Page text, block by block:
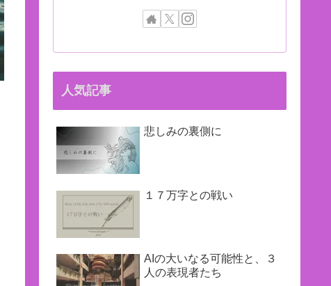
人気記事
悲しみの裏側に
１７万字との戦い
AIの大いなる可能性と、３
人の表現者たち